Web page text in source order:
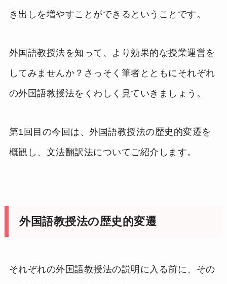
き出しを増やすことができるということです。
外国語教授法を知って、より効果的な授業運営を
してみませんか？さっそく筆者とともにそれぞれ
の外国語教授法をくわしく見ていきましょう。
第1回目の今回は、外国語教授法の歴史的変遷を
概観し、文法翻訳法についてご紹介します。
外国語教授法の歴史的変遷
それぞれの外国語教授法の説明に入る前に、その